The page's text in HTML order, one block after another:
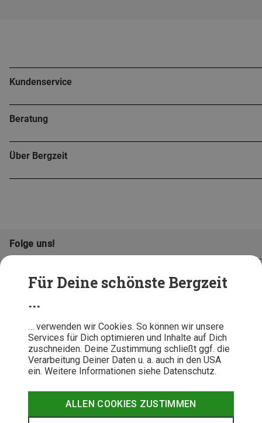
Für Deine schönste Bergzeit
...
… verwenden wir Cookies. So können wir unsere
Services für Dich optimieren und Inhalte auf Dich
zuschneiden. Deine Zustimmung schließt ggf. die
Verarbeitung Deiner Daten u. a. auch in den USA
ein. Weitere Informationen siehe Datenschutz.
ALLEN COOKIES ZUSTIMMEN
Kundenservice
Beratung
Über Bergzeit
Folge uns!